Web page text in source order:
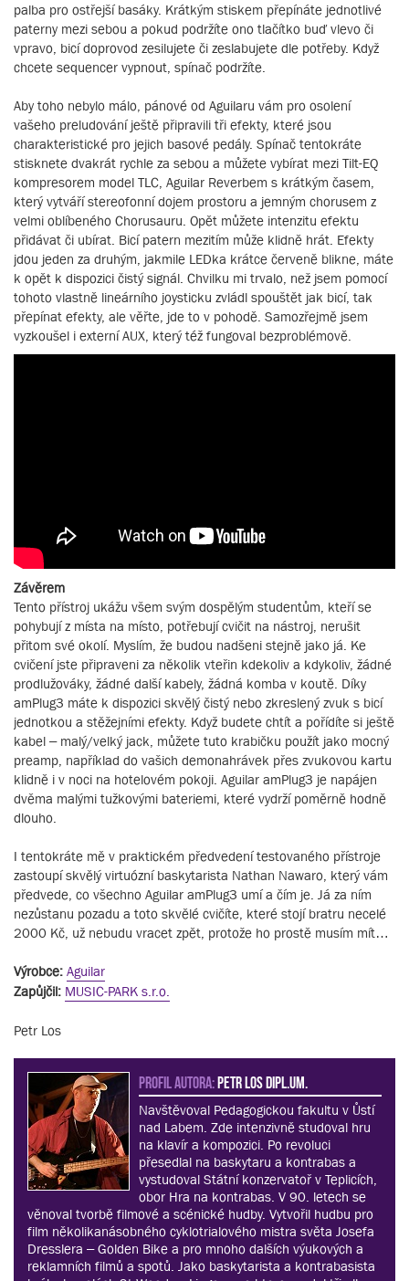
palba pro ostřejší basáky. Krátkým stiskem přepínáte jednotlivé
paterny mezi sebou a pokud podržíte ono tlačítko buď vlevo či
vpravo, bicí doprovod zesilujete či zeslabujete dle potřeby. Když
chcete sequencer vypnout, spínač podržíte.
Aby toho nebylo málo, pánové od Aguilaru vám pro osolení
vašeho preludování ještě připravili tři efekty, které jsou
charakteristické pro jejich basové pedály. Spínač tentokráte
stisknete dvakrát rychle za sebou a můžete vybírat mezi Tilt-EQ
kompresorem model TLC, Aguilar Reverbem s krátkým časem,
který vytváří stereofonní dojem prostoru a jemným chorusem z
velmi oblíbeného Chorusauru. Opět můžete intenzitu efektu
přidávat či ubírat. Bicí patern mezitím může klidně hrát. Efekty
jdou jeden za druhým, jakmile LEDka krátce červeně blikne, máte
k opět k dispozici čistý signál. Chvilku mi trvalo, než jsem pomocí
tohoto vlastně lineárního joysticku zvládl spouštět jak bicí, tak
přepínat efekty, ale věřte, jde to v pohodě. Samozřejmě jsem
vyzkoušel i externí AUX, který též fungoval bezproblémově.
Závěrem
Tento přístroj ukážu všem svým dospělým studentům, kteří se
pohybují z místa na místo, potřebují cvičit na nástroj, nerušit
přitom své okolí. Myslím, že budou nadšeni stejně jako já. Ke
cvičení jste připraveni za několik vteřin kdekoliv a kdykoliv, žádné
prodlužováky, žádné další kabely, žádná komba v koutě. Díky
amPlug3 máte k dispozici skvělý čistý nebo zkreslený zvuk s bicí
jednotkou a stěžejními efekty. Když budete chtít a pořídíte si ještě
kabel – malý/velký jack, můžete tuto krabičku použít jako mocný
preamp, například do vašich demonahrávek přes zvukovou kartu
klidně i v noci na hotelovém pokoji. Aguilar amPlug3 je napájen
dvěma malými tužkovými bateriemi, které vydrží poměrně hodně
dlouho.
I tentokráte mě v praktickém předvedení testovaného přístroje
zastoupí skvělý virtuózní baskytarista Nathan Nawaro, který vám
předvede, co všechno Aguilar amPlug3 umí a čím je. Já za ním
nezůstanu pozadu a toto skvělé cvičíte, které stojí bratru necelé
2000 Kč, už nebudu vracet zpět, protože ho prostě musím mít…
Výrobce: Aguilar
Zapůjčil: MUSIC-PARK s.r.o.
Petr Los
PROFIL AUTORA:Petr Los dipl.um.
Navštěvoval Pedagogickou fakultu v Ůstí
nad Labem. Zde intenzivně studoval hru
na klavír a kompozici. Po revoluci
přesedlal na baskytaru a kontrabas a
vystudoval Státní konzervatoř v Teplicích,
obor Hra na kontrabas. V 90. letech se
věnoval tvorbě filmové a scénické hudby. Vytvořil hudbu pro
film několikanásobného cyklotrialového mistra světa Josefa
Dresslera – Golden Bike a pro mnoho dalších výukových a
reklamních filmů a spotů. Jako baskytarista a kontrabasista